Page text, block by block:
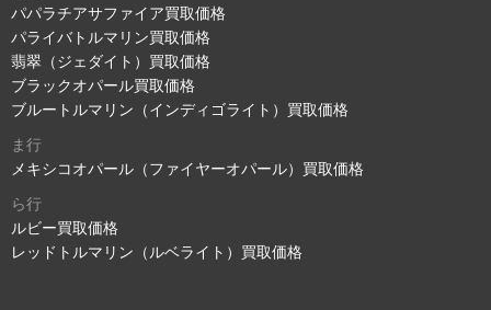
パパラチアサファイア買取価格
パライバトルマリン買取価格
翡翠（ジェダイト）買取価格
ブラックオパール買取価格
ブルートルマリン（インディゴライト）買取価格
ま行
メキシコオパール（ファイヤーオパール）買取価格
ら行
ルビー買取価格
レッドトルマリン（ルベライト）買取価格